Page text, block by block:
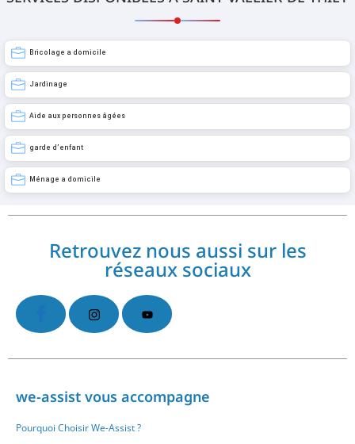
Bricolage a domicile
Jardinage
Aide aux personnes âgées
garde d’enfant
Ménage a domicile
Retrouvez nous aussi sur les
réseaux sociaux
we-assist vous accompagne
Pourquoi Choisir We-Assist ?